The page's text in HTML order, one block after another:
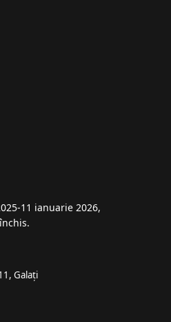
11 ianuarie 2026,
Galați